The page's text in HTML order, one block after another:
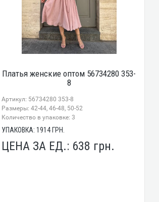
Платья женские оптом 56734280 353-
8
Артикул: 56734280 353-8
Размеры: 42-44, 46-48, 50-52
Количество в упаковке: 3
УПАКОВКА:1914 ГРН.
ЦЕНА ЗА ЕД.: 638 грн.